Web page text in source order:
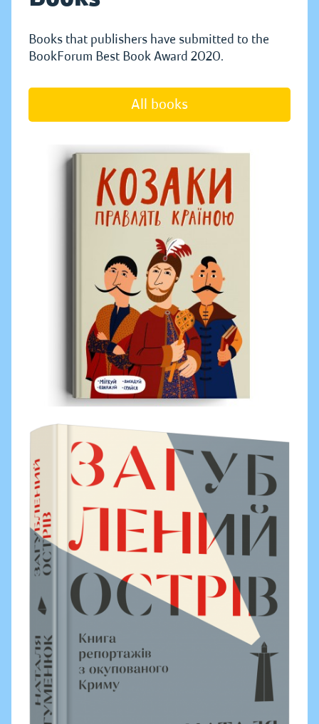
Books that publishers have submitted to the
BookForum Best Book Award 2020.
All books